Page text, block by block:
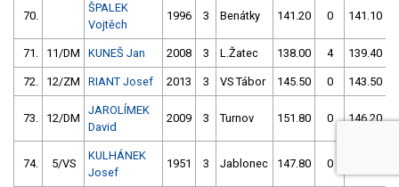
70.
ŠPALEK
Vojtěch
1996 3 Benátky 141.20 0 141.10
71. 11/DM KUNEŠ Jan 2008 3 L.Žatec 138.00 4 139.40
72. 12/ZM RIANT Josef 2013 3 VS Tábor 145.50 0 143.50
73. 12/DM
JAROLÍMEK
David
2009 3 Turnov 151.80 0 146.20
74. 5/VS
KULHÁNEK
Josef
1951 3 Jablonec 147.80 0